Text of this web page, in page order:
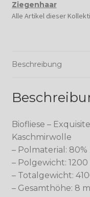
Ziegenhaar
Alle Artikel dieser
Beschreibung
Biofliese –
Kaschmirwolle
– Polmaterial:
– Polgewicht: 1200
– Totalgewicht:
– Gesamthöhe: 8